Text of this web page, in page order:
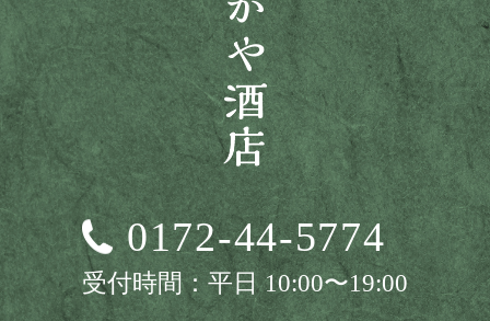
0172-44-5774
受付時間：平日 10:00〜19:00